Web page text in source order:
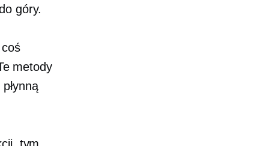
góry.
metody